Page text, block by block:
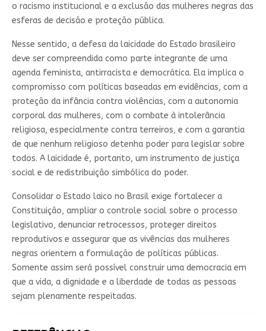
o racismo institucional e a exclusão das mulheres negras das
esferas de decisão e proteção pública.
Nesse sentido, a defesa da laicidade do Estado brasileiro
deve ser compreendida como parte integrante de uma
agenda feminista, antirracista e democrática. Ela implica o
compromisso com políticas baseadas em evidências, com a
proteção da infância contra violências, com a autonomia
corporal das mulheres, com o combate à intolerância
religiosa, especialmente contra terreiros, e com a garantia
de que nenhum religioso detenha poder para legislar sobre
todos. A laicidade é, portanto, um instrumento de justiça
social e de redistribuição simbólica do poder.
Consolidar o Estado laico no Brasil exige fortalecer a
Constituição, ampliar o controle social sobre o processo
legislativo, denunciar retrocessos, proteger direitos
reprodutivos e assegurar que as vivências das mulheres
negras orientem a formulação de políticas públicas.
Somente assim será possível construir uma democracia em
que a vida, a dignidade e a liberdade de todas as pessoas
sejam plenamente respeitadas.